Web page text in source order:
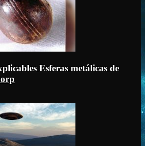
Esferas metálicas de